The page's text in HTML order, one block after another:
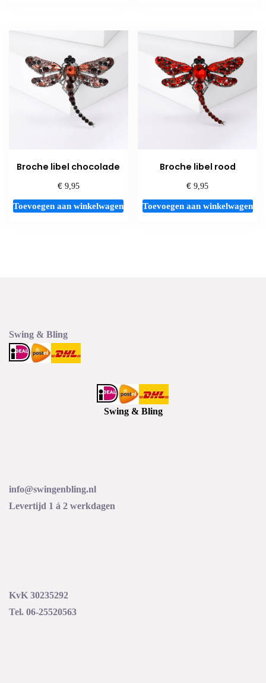
Broche libel chocolade
€9,95
Toevoegen aan winkelwagen
Broche libel rood
€ 9,95
Toevoegen aan winkelwagen
Swing & Bling
Swing & Bling
info@swingenbling.nl
Levertijd 1 á 2 werkdagen
KvK 30235292
Tel. 06-25520563